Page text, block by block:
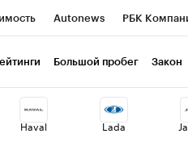
Autonews РБК
Национальные
Франшизы Газета
Технологии и медиа
Большой пробег Закон
Haval Lada